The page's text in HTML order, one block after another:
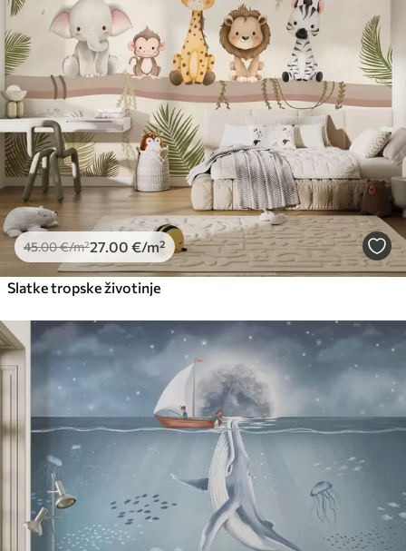
45.00€/m²27.00 €/m²
Slatke tropske životinje